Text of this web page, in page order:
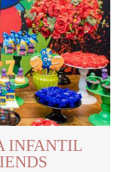
INFANTIL